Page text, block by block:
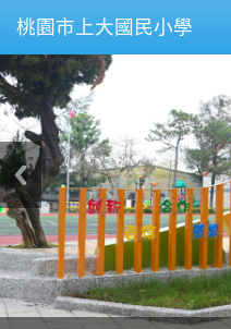
桃園市上大國民小學